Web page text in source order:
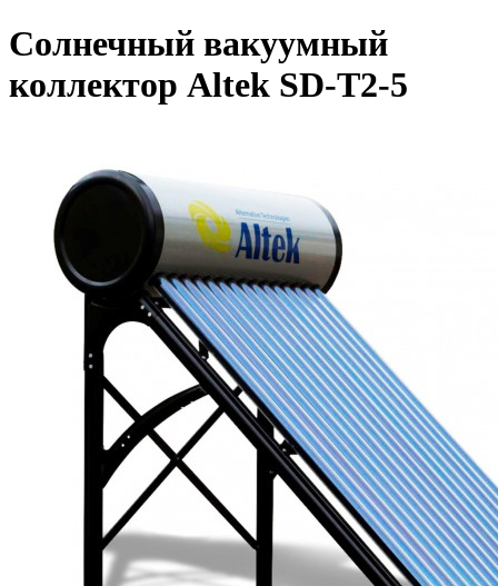
Солнечный вакуумный
коллектор Altek SD-T2-5